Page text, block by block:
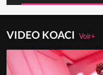
VIDEO KOACIVoir+